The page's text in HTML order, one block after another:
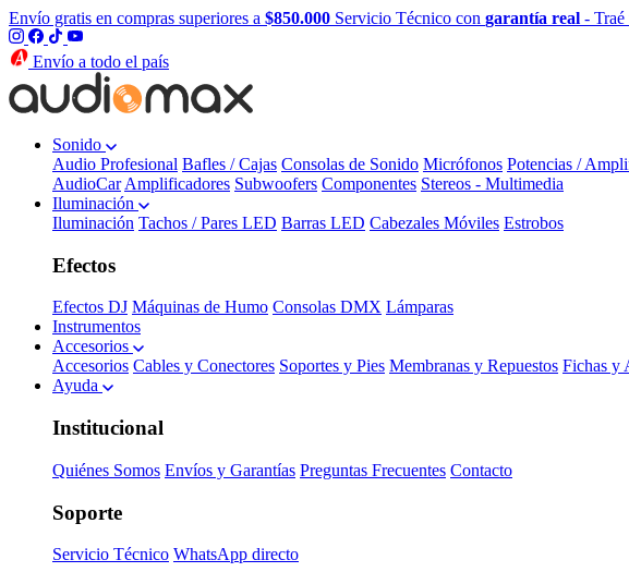
Envío gratis en compras superiores a $850.000 Servicio Técnico con garantía real -
Envío a todo el país
Sonido
Audio Profesional Bafles / Cajas Consolas de Sonido Micrófonos Potencias /
AudioCar Amplificadores Subwoofers Componentes Stereos - Multimedia
Iluminación
Iluminación Tachos / Pares LED Barras LED Cabezales Móviles Estrobos
Efectos
Efectos DJ Máquinas de Humo Consolas DMX Lámparas
Instrumentos
Accesorios
Accesorios Cables y Conectores Soportes y Pies Membranas y Repuestos Fichas y
Ayuda
Institucional
Quiénes Somos Envíos y Garantías Preguntas Frecuentes Contacto
Soporte
Servicio Técnico WhatsApp directo